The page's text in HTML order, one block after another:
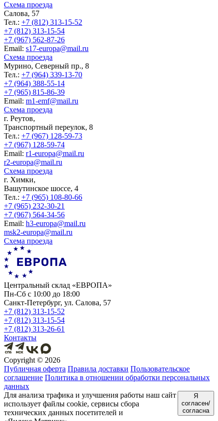
Схема проезда
Салова, 57
Тел.: +7 (812) 313-15-52
+7 (812) 313-15-54
+7 (967) 562-87-26
Еmail: s17-europa@mail.ru
Схема проезда
Мурино, Северный пр., 8
Тел.: +7 (964) 339-13-70
+7 (964) 388-55-14
+7 (965) 815-86-39
Еmail: m1-emf@mail.ru
Схема проезда
г. Реутов,
Транспортный переулок, 8
Тел.: +7 (967) 128-59-73
+7 (967) 128-59-74
Еmail: r1-europa@mail.ru
r2-europa@mail.ru
Схема проезда
г. Химки,
Вашутинское шоссе, 4
Тел.: +7 (965) 108-80-66
+7 (965) 232-30-21
+7 (967) 564-34-56
Еmail: h3-europa@mail.ru
msk2-europa@mail.ru
Схема проезда
Центральный склад «ЕВРОПА»
Пн-Сб с 10:00 до 18:00
Санкт-Петербург, ул. Салова, 57
+7 (812) 313-15-52
+7 (812) 313-15-54
+7 (812) 313-26-61
Контакты
Copyright © 2026
Публичная оферта Правила доставки Пользовательское
соглашение Политика в отношении обработки персональных
данных
Для анализа трафика и улучшения работы наш сайт
использует файлы cookie, сервисы сбора
технических данных посетителей и
Я
согласен/
согласна